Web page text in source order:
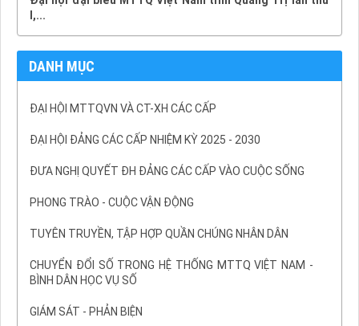
I,...
DANH MỤC
ĐẠI HỘI MTTQVN VÀ CT-XH CÁC CẤP
ĐẠI HỘI ĐẢNG CÁC CẤP NHIỆM KỲ 2025 - 2030
ĐƯA NGHỊ QUYẾT ĐH ĐẢNG CÁC CẤP VÀO CUỘC SỐNG
PHONG TRÀO - CUỘC VẬN ĐỘNG
TUYÊN TRUYỀN, TẬP HỢP QUẦN CHÚNG NHÂN DÂN
CHUYỂN ĐỔI SỐ TRONG HỆ THỐNG MTTQ VIỆT NAM -
BÌNH DÂN HỌC VỤ SỐ
GIÁM SÁT - PHẢN BIỆN